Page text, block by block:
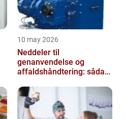
10 may 2026
Neddeler til
genanvendelse og
affaldshåndtering: sådan